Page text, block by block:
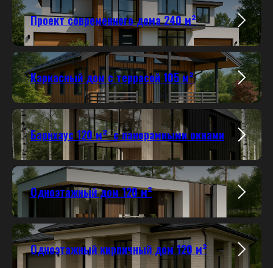
Проект современного дома 240 м²
Каркасный дом с террасой 105 м²
Барнхаус 120 м² с панорамными окнами
Одноэтажный дом 120 м²
Одноэтажный кирпичный дом 120 м²